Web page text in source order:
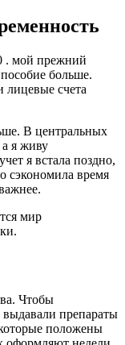
. мой прежний
больше.
лицевые счета
В центральных
я живу
я встала поздно,
сэкономила время
мир
Чтобы
препараты
положены